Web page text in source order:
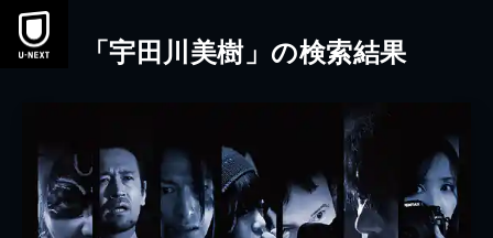
本文へスキップ
「宇田川美樹」の検索結果